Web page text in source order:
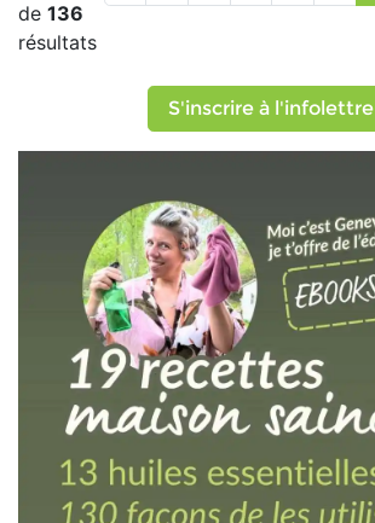
de 136
résultats
S'inscrire à l'infolettre